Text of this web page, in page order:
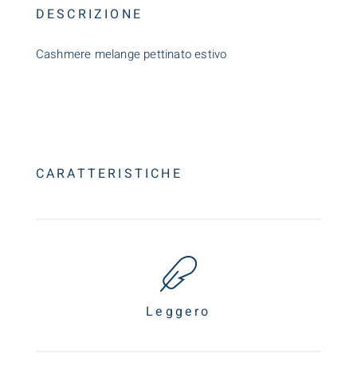
DESCRIZIONE
Cashmere melange pettinato estivo
CARATTERISTICHE
Leggero